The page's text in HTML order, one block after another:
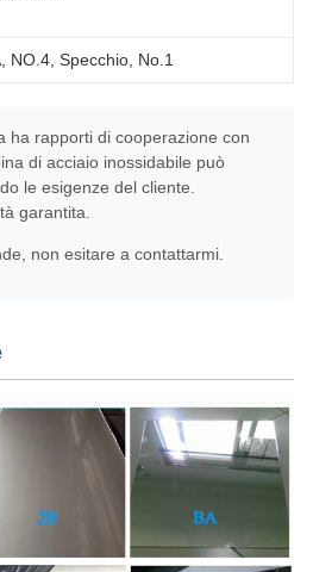
NO.4, Specchio, No.1
ha rapporti di cooperazione con
di acciaio inossidabile può
le esigenze del cliente.
garantita.
non esitare a contattarmi.